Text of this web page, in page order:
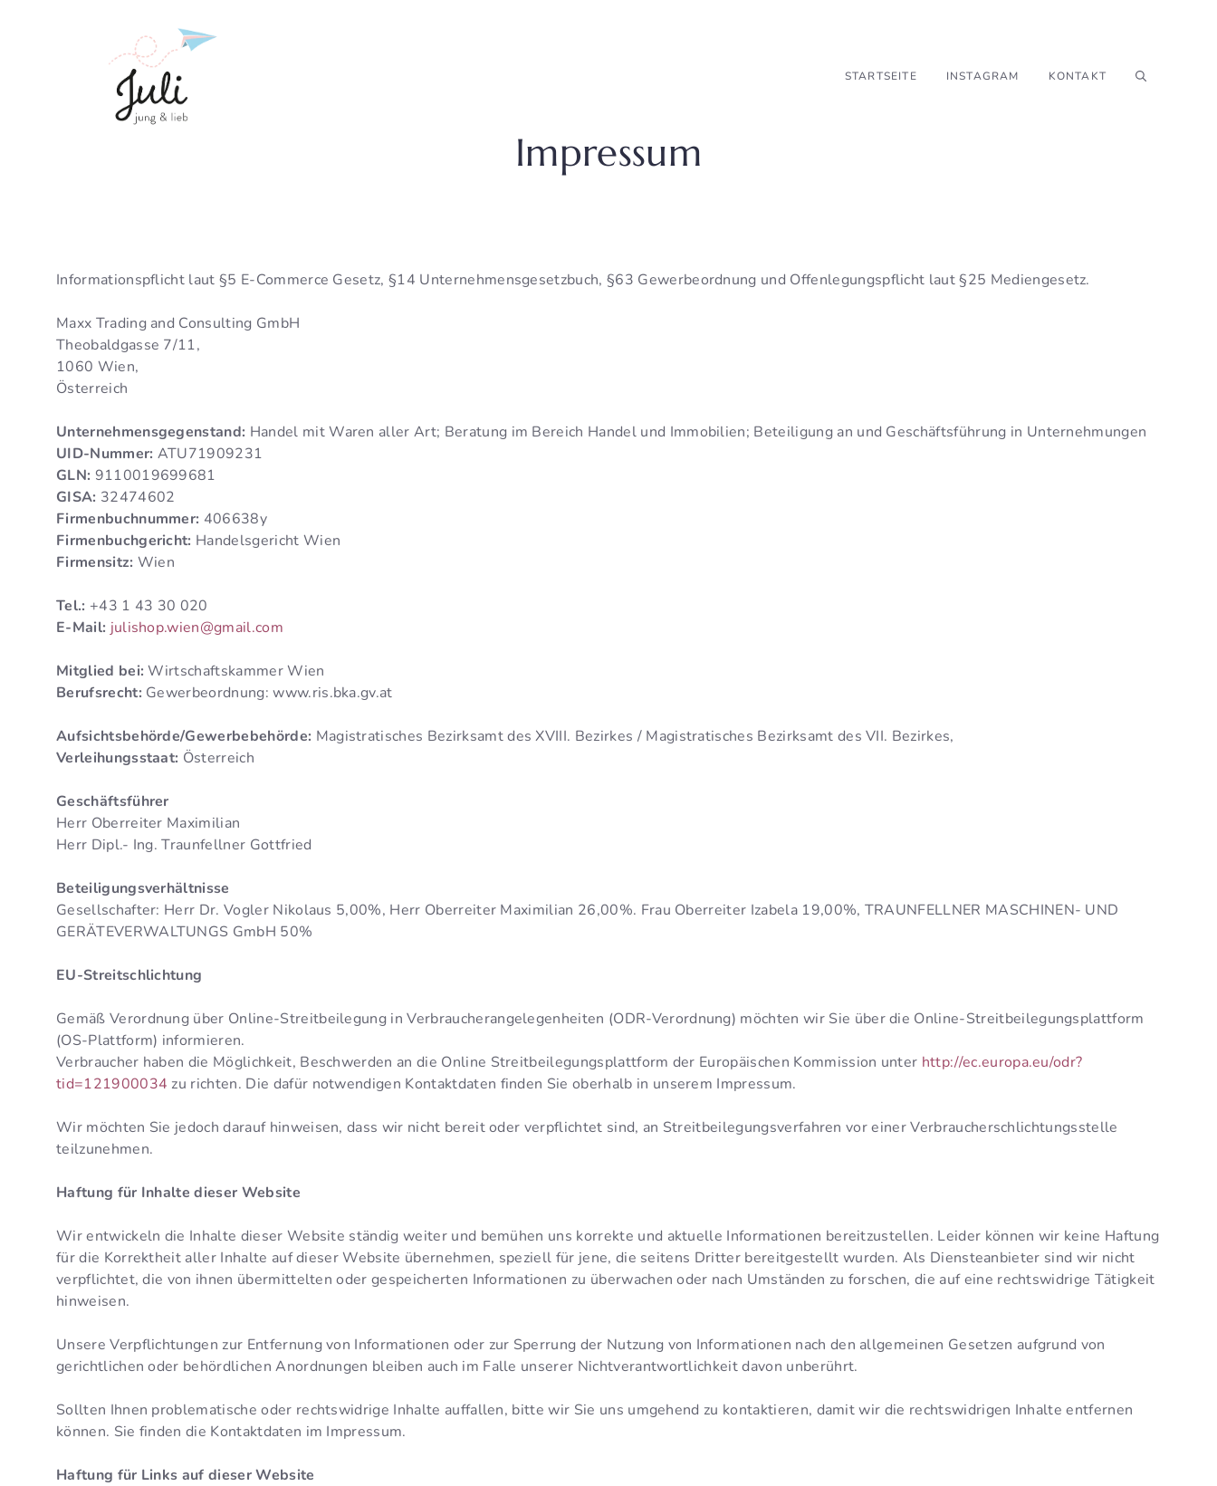
STARTSEITE INSTAGRAM KONTAKT
Impressum
Informationspflicht laut §5 E-Commerce Gesetz, §14 Unternehmensgesetzbuch, §63 Gewerbeordnung und Offenlegungspflicht laut §25 Mediengesetz.
Maxx Trading and Consulting GmbH
Theobaldgasse 7/11,
1060 Wien,
Österreich
Unternehmensgegenstand: Handel mit Waren aller Art; Beratung im Bereich Handel und Immobilien; Beteiligung an und Geschäftsführung in Unternehmungen
UID-Nummer: ATU71909231
GLN: 9110019699681
GISA: 32474602
Firmenbuchnummer: 406638y
Firmenbuchgericht: Handelsgericht Wien
Firmensitz: Wien
Tel.: +43 1 43 30 020
E-Mail: julishop.wien@gmail.com
Mitglied bei: Wirtschaftskammer Wien
Berufsrecht: Gewerbeordnung: www.ris.bka.gv.at
Aufsichtsbehörde/Gewerbebehörde: Magistratisches Bezirksamt des XVIII. Bezirkes / Magistratisches Bezirksamt des VII. Bezirkes,
Verleihungsstaat: Österreich
Geschäftsführer
Herr Oberreiter Maximilian
Herr Dipl.- Ing. Traunfellner Gottfried
Beteiligungsverhältnisse
Gesellschafter: Herr Dr. Vogler Nikolaus 5,00%, Herr Oberreiter Maximilian 26,00%. Frau Oberreiter Izabela 19,00%, TRAUNFELLNER MASCHINEN- UND
GERÄTEVERWALTUNGS GmbH 50%
EU-Streitschlichtung
Gemäß Verordnung über Online-Streitbeilegung in Verbraucherangelegenheiten (ODR-Verordnung) möchten wir Sie über die Online-Streitbeilegungsplattform
(OS-Plattform) informieren.
Verbraucher haben die Möglichkeit, Beschwerden an die Online Streitbeilegungsplattform der Europäischen Kommission unter http://ec.europa.eu/odr?
tid=121900034 zu richten. Die dafür notwendigen Kontaktdaten finden Sie oberhalb in unserem Impressum.
Wir möchten Sie jedoch darauf hinweisen, dass wir nicht bereit oder verpflichtet sind, an Streitbeilegungsverfahren vor einer Verbraucherschlichtungsstelle
teilzunehmen.
Haftung für Inhalte dieser Website
Wir entwickeln die Inhalte dieser Website ständig weiter und bemühen uns korrekte und aktuelle Informationen bereitzustellen. Leider können wir keine Haftung
für die Korrektheit aller Inhalte auf dieser Website übernehmen, speziell für jene, die seitens Dritter bereitgestellt wurden. Als Diensteanbieter sind wir nicht
verpflichtet, die von ihnen übermittelten oder gespeicherten Informationen zu überwachen oder nach Umständen zu forschen, die auf eine rechtswidrige Tätigkeit
hinweisen.
Unsere Verpflichtungen zur Entfernung von Informationen oder zur Sperrung der Nutzung von Informationen nach den allgemeinen Gesetzen aufgrund von
gerichtlichen oder behördlichen Anordnungen bleiben auch im Falle unserer Nichtverantwortlichkeit davon unberührt.
Sollten Ihnen problematische oder rechtswidrige Inhalte auffallen, bitte wir Sie uns umgehend zu kontaktieren, damit wir die rechtswidrigen Inhalte entfernen
können. Sie finden die Kontaktdaten im Impressum.
Haftung für Links auf dieser Website